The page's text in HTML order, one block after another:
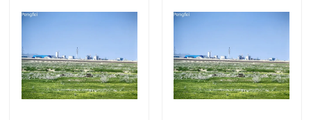
Contattici